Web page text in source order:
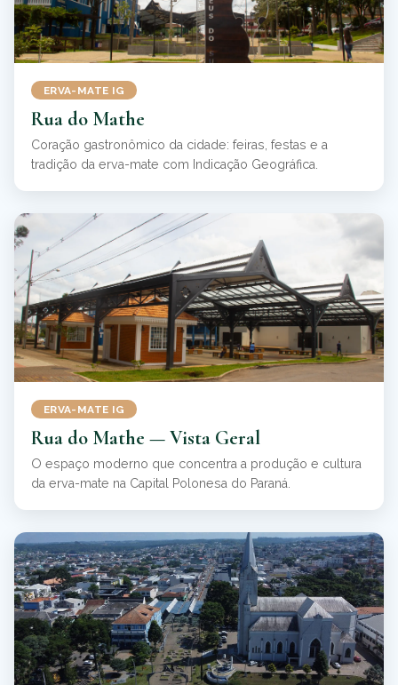
ERVA-MATE IG
Rua do Mathe
Coração gastronômico da cidade: feiras, festas e a
tradição da erva-mate com Indicação Geográfica.
ERVA-MATE IG
Rua do Mathe — Vista Geral
O espaço moderno que concentra a produção e cultura
da erva-mate na Capital Polonesa do Paraná.